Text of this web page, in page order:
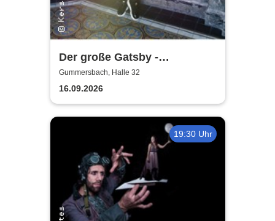
Der große Gatsby -
Rheinisches Landestheater
Neuss
Gummersbach, Halle 32
16.09.2026
19:30 Uhr